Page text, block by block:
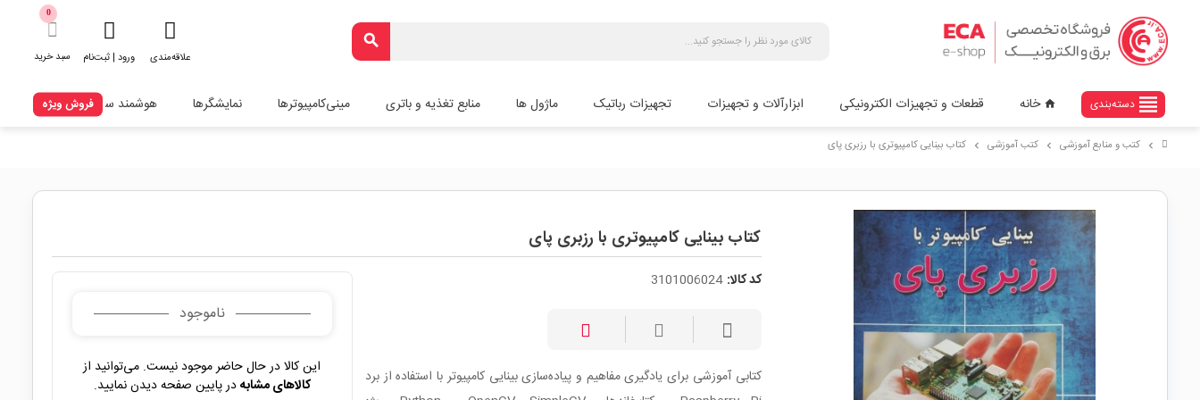
search
علاقه‌مندی ورود | ثبت‌نام
0
سبد خرید
view_headline دسته‌بندی home خانه قطعات و تجهیزات الکترونیکی ابزارآلات و تجهیزات تجهیزات رباتیک ماژول ها منابع تغذیه و باتری مینی‌کامپیوترها نمایشگرها هوشمند سازیفروش ویژه
chevron_right کتب و منابع آموزشی chevron_right کتب آموزشی chevron_right کتاب بینایی کامپیوتری با رزبری پای
کتاب بینایی کامپیوتری با رزبری پای
کد کالا: 3101006024
کتابی آموزشی برای یادگیری مفاهیم و پیاده‌سازی بینایی کامپیوتر با استفاده از برد
ناموجود
این کالا در حال حاضر موجود نیست. می‌توانید از
کالاهای مشابهدر پایین صفحه دیدن نمایید.